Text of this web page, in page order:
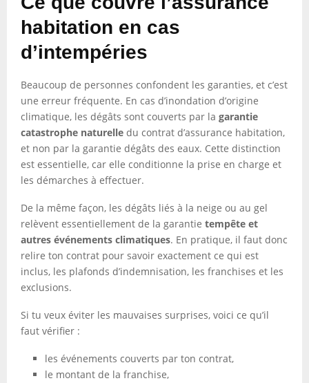
habitation en cas
d’intempéries
Beaucoup de personnes confondent les garanties, et c’est
une erreur fréquente. En cas d’inondation d’origine
climatique, les dégâts sont couverts par la garantie
catastrophe naturelle du contrat d’assurance habitation,
et non par la garantie dégâts des eaux. Cette distinction
est essentielle, car elle conditionne la prise en charge et
les démarches à effectuer.
De la même façon, les dégâts liés à la neige ou au gel
relèvent essentiellement de la garantie tempête et
autres événements climatiques. En pratique, il faut donc
relire ton contrat pour savoir exactement ce qui est
inclus, les plafonds d’indemnisation, les franchises et les
exclusions.
Si tu veux éviter les mauvaises surprises, voici ce qu’il
faut vérifier :
les événements couverts par ton contrat,
le montant de la franchise,